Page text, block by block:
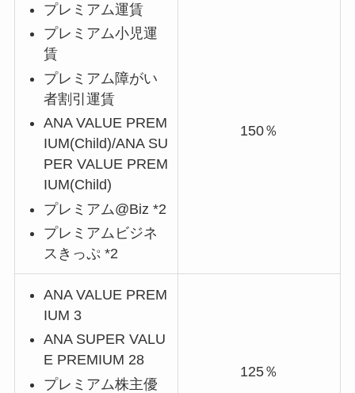
プレミアム運賃
プレミアム小児運
賃
プレミアム障がい
者割引運賃
ANA VALUE PREM
IUM(Child)/ANA SU
PER VALUE PREM
IUM(Child)
プレミアム@Biz *2
プレミアムビジネ
スきっぷ *2
150％
ANA VALUE PREM
IUM 3
ANA SUPER VALU
E PREMIUM 28
プレミアム株主優
125％